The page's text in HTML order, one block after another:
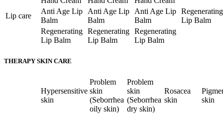
Lip care
Anti Age Lip
Balm
Anti Age Lip
Balm
Anti Age Lip
Balm
Regenerating
Lip Balm
Regenerating
Lip Balm
Regenerating
Lip Balm
Regenerating
Lip Balm
THERAPY SKIN CARE
Hypersensitive
skin
Problem
skin
(Seborrhea
oily skin)
Problem
skin
(Seborrhea
dry skin)
Rosacea
skin
skin